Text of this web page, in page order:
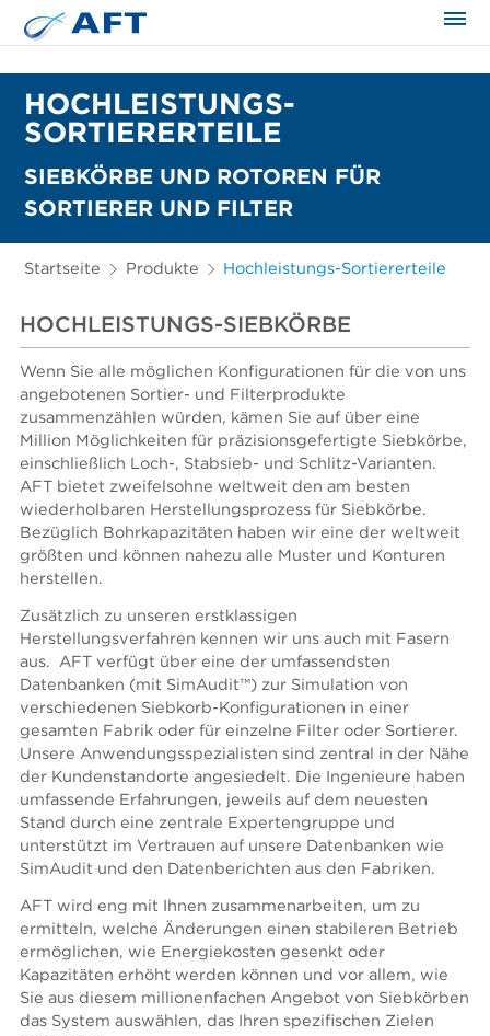
HOCHLEISTUNGS-
SORTIERERTEILE
SIEBKÖRBE UND ROTOREN FÜR
SORTIERER UND FILTER
Startseite Produkte Hochleistungs-Sortiererteile
HOCHLEISTUNGS-SIEBKÖRBE
Wenn Sie alle möglichen Konfigurationen für die von uns
angebotenen Sortier- und Filterprodukte
zusammenzählen würden, kämen Sie auf über eine
Million Möglichkeiten für präzisionsgefertigte Siebkörbe,
einschließlich Loch-, Stabsieb- und Schlitz-Varianten.
AFT bietet zweifelsohne weltweit den am besten
wiederholbaren Herstellungsprozess für Siebkörbe.
Bezüglich Bohrkapazitäten haben wir eine der weltweit
größten und können nahezu alle Muster und Konturen
herstellen.
Zusätzlich zu unseren erstklassigen
Herstellungsverfahren kennen wir uns auch mit Fasern
aus. AFT verfügt über eine der umfassendsten
Datenbanken (mit SimAudit™) zur Simulation von
verschiedenen Siebkorb-Konfigurationen in einer
gesamten Fabrik oder für einzelne Filter oder Sortierer.
Unsere Anwendungsspezialisten sind zentral in der Nähe
der Kundenstandorte angesiedelt. Die Ingenieure haben
umfassende Erfahrungen, jeweils auf dem neuesten
Stand durch eine zentrale Expertengruppe und
unterstützt im Vertrauen auf unsere Datenbanken wie
SimAudit und den Datenberichten aus den Fabriken.
AFT wird eng mit Ihnen zusammenarbeiten, um zu
ermitteln, welche Änderungen einen stabileren Betrieb
ermöglichen, wie Energiekosten gesenkt oder
Kapazitäten erhöht werden können und vor allem, wie
Sie aus diesem millionenfachen Angebot von Siebkörben
das System auswählen, das Ihren spezifischen Zielen